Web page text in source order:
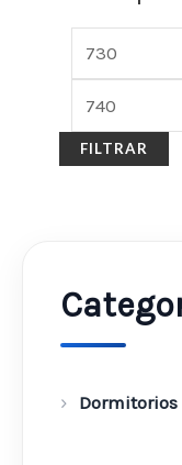
FILTRAR
Dormitorios